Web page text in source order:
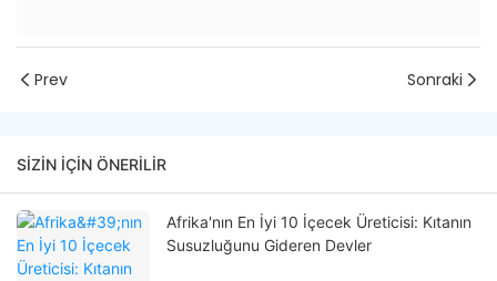
Prev Sonraki
SIZIN IÇIN ÖNERILIR
Afrika'nın En İyi 10 İçecek Üreticisi: Kıtanın
Susuzluğunu Gideren Devler